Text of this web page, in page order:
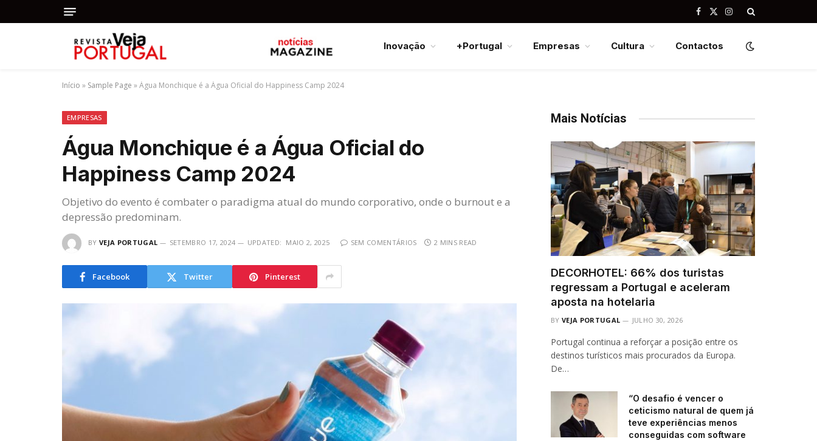
Facebook
X
Instagram
Inovação +Portugal Empresas Cultura Contactos
Início » Sample Page »Água Monchique é a Água Oficial do Happiness Camp 2024
EMPRESAS
Água Monchique é a Água Oficial do
Happiness Camp 2024
Objetivo do evento é combater o paradigma atual do mundo corporativo, onde o burnout e a
depressão predominam.
BY VEJA PORTUGAL SETEMBRO 17, 2024 UPDATED: MAIO 2, 2025 SEM COMENTÁRIOS 2 MINS READ
Facebook Twitter Pinterest
Mais Notícias
DECORHOTEL: 66% dos turistas
regressam a Portugal e aceleram
aposta na hotelaria
BY VEJA PORTUGAL JULHO 30, 2026
Portugal continua a reforçar a posição entre os
destinos turísticos mais procurados da Europa.
De…
“O desafio é vencer o
ceticismo natural de quem já
teve experiências menos
conseguidas com software